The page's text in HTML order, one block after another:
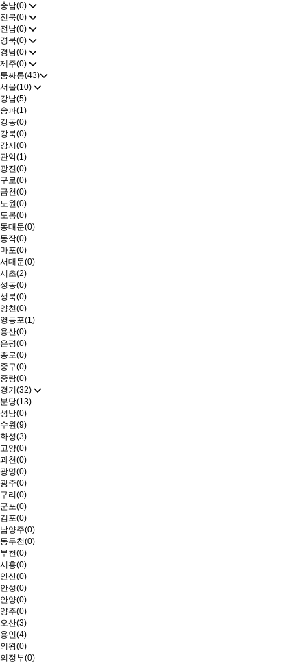
충남(0)
전북(0)
전남(0)
경북(0)
경남(0)
제주(0)
룸싸롱(43)
서울(10)
강남(5)
송파(1)
강동(0)
강북(0)
강서(0)
관악(1)
광진(0)
구로(0)
금천(0)
노원(0)
도봉(0)
동대문(0)
동작(0)
마포(0)
서대문(0)
서초(2)
성동(0)
성북(0)
양천(0)
영등포(1)
용산(0)
은평(0)
종로(0)
중구(0)
중랑(0)
경기(32)
분당(13)
성남(0)
수원(9)
화성(3)
고양(0)
과천(0)
광명(0)
광주(0)
구리(0)
군포(0)
김포(0)
남양주(0)
동두천(0)
부천(0)
시흥(0)
안산(0)
안성(0)
안양(0)
양주(0)
오산(3)
용인(4)
의왕(0)
의정부(0)